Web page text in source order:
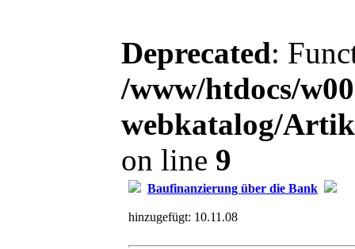
Deprecated:
/www/htdocs/
webkatalog/
on line 9
Baufinanzierung über die Bank
hinzugefügt: 10.11.08